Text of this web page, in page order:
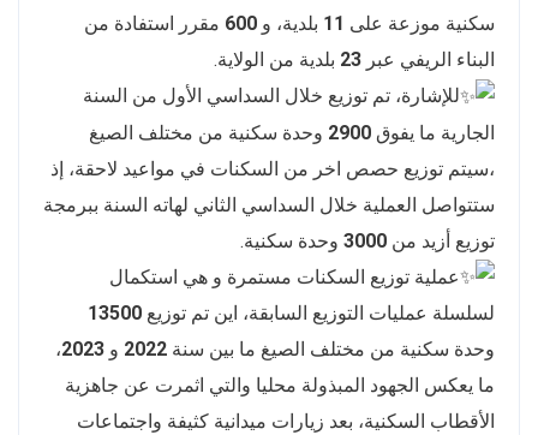
سكنية موزعة على 11 بلدية، و 600 مقرر استفادة من
البناء الريفي عبر 23 بلدية من الولاية.
للإشارة، تم توزيع خلال السداسي الأول من السنة
الجارية ما يفوق 2900 وحدة سكنية من مختلف الصيغ
،سيتم توزيع حصص اخر من السكنات في مواعيد لاحقة، إذ
ستتواصل العملية خلال السداسي الثاني لهاته السنة ببرمجة
توزيع أزيد من 3000 وحدة سكنية.
عملية توزيع السكنات مستمرة و هي استكمال
لسلسلة عمليات التوزيع السابقة، اين تم توزيع 13500
وحدة سكنية من مختلف الصيغ ما بين سنة 2022 و 2023،
ما يعكس الجهود المبذولة محليا والتي اثمرت عن جاهزية
الأقطاب السكنية، بعد زيارات ميدانية كثيفة واجتماعات